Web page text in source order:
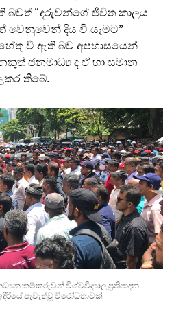
බවත් “දරුවන්ගේ ජීවිත කාලය
දිය වී යෑමට”
වී ඇති බව අපහාසයෙන්
ජනමාධ්‍ය ද ඒ හා සමාන
තිබේ.
කම්කරුවන් විශ්වවිද්‍යාල ප්‍රතිපාදන
පැවැත්වූ විරෝධතාවක්